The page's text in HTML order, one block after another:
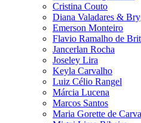
Cristina Couto
Diana Valadares &
Emerson Monteiro
Flavio Ramalho de
Jancerlan Rocha
Joseley Lira
Keyla Carvalho
Luiz Célio Rangel
Márcia Lucena
Marcos Santos
Maria Gorette de